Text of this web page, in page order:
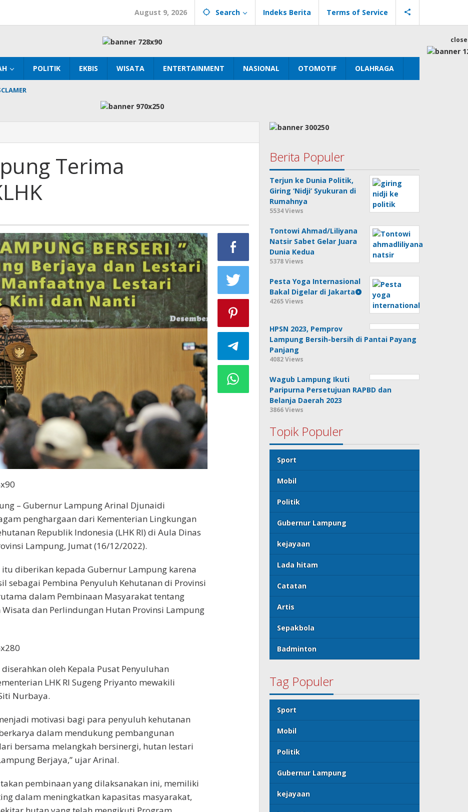
August 9, 2026 Search Indeks Berita Terms of Service
POLITIK EKBIS WISATA ENTERTAINMENT NASIONAL OTOMOTIF OLAHRAGA
close
Terima
– Gubernur Lampung Arinal Djunaidi
penghargaan dari Kementerian Lingkungan
Republik Indonesia (LHK RI) di Aula Dinas
Lampung, Jumat (16/12/2022).
itu diberikan kepada Gubernur Lampung karena
sebagai Pembina Penyuluh Kehutanan di Provinsi
dalam Pembinaan Masyarakat tentang
Wisata dan Perlindungan Hutan Provinsi Lampung
oleh Kepala Pusat Penyuluhan
LHK RI Sugeng Priyanto mewakili
Nurbaya.
motivasi bagi para penyuluh kehutanan
dalam mendukung pembangunan
bersama melangkah bersinergi, hutan lestari
Berjaya,” ujar Arinal.
pembinaan yang dilaksanakan ini, memiliki
dalam meningkatkan kapasitas masyarakat,
Berita Populer
Terjun ke Dunia Politik,
Giring ‘Nidji’ Syukuran di
Rumahnya
5534 Views
Tontowi Ahmad/Liliyana
Natsir Sabet Gelar Juara
Dunia Kedua
5378 Views
Pesta Yoga Internasional
Bakal Digelar di Jakarta
4265 Views
HPSN 2023, Pemprov
Lampung Bersih-bersih di Pantai Payang
Panjang
4082 Views
Wagub Lampung Ikuti
Paripurna Persetujuan RAPBD dan
Belanja Daerah 2023
3866 Views
Topik Populer
Sport
Mobil
Politik
Gubernur Lampung
kejayaan
Lada hitam
Catatan
Artis
Sepakbola
Badminton
Tag Populer
Sport
Mobil
Politik
Gubernur Lampung
kejayaan